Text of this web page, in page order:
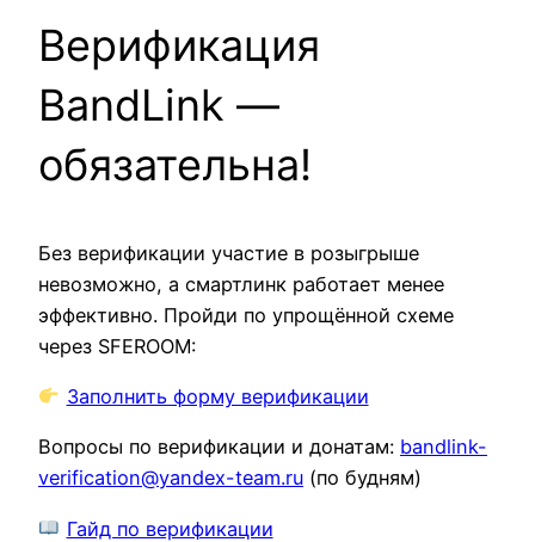
Верификация
BandLink —
обязательна!
Без верификации участие в розыгрыше
невозможно, а смартлинк работает менее
эффективно. Пройди по упрощённой схеме
через SFEROOM:
Заполнить форму верификации
Вопросы по верификации и донатам: bandlink-
verification@yandex-team.ru (по будням)
Гайд по верификации